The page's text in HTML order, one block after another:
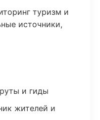
туризм и
источники,
и гиды
жителей и